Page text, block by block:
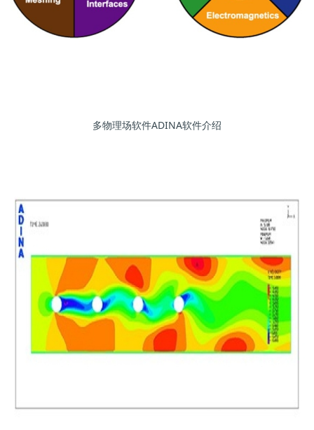
多物理场软件ADINA软件介绍